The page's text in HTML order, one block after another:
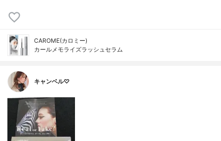
CAROME(カロミー)
カールメモライズラッシュセラム
キャンベル♡